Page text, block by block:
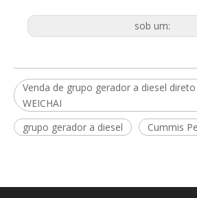
sob um:
Venda de grupo gerador a diesel
WEICHAI
grupo gerador a diesel
Cummis